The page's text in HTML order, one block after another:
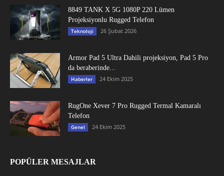
8849 TANK X 5G 1080P 220 Lümen
Projeksiyonlu Rugged Telefon
Teknoloji 26 Şubat 2026
Armor Pad 5 Ultra Dahili projeksiyon, Pad 5 Pro
da beraberinde...
Haberler 24 Ekim 2025
RugOne Xever 7 Pro Rugged Termal Kamaralı
Telefon
Genel 24 Ekim 2025
POPÜLER MESAJLAR